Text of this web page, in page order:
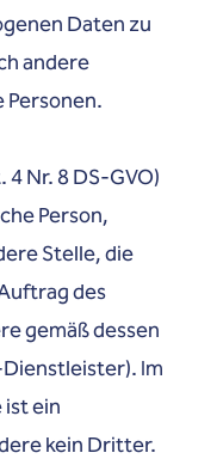
Daten zu
andere
Nr. 8 DS-GVO)
Person,
Stelle, die
des
gemäß dessen
Im
ein
kein Dritter.